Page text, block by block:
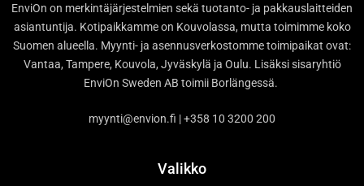
EnviOn on merkintäjärjestelmien sekä tuotanto- ja pakkauslaitteiden
asiantuntija. Kotipaikkamme on Kouvolassa, mutta toimimme koko
Suomen alueella. Myynti- ja asennusverkostomme toimipaikat ovat:
Vantaa, Tampere, Kouvola, Jyväskylä ja Oulu. Lisäksi sisaryhtiö
EnviOn Sweden AB toimii Borlängessä.
myynti@envion.fi | +358 10 3200 200
Valikko